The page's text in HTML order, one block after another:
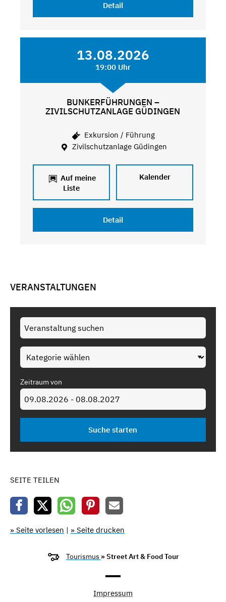
Detail
13.08.2026
19:00 Uhr
BUNKERFÜHRUNGEN –
ZIVILSCHUTZANLAGE GÜDINGEN
Exkursion / Führung
Zivilschutzanlage Güdingen
Auf meine
Liste
Kalender
Detail
VERANSTALTUNGEN
Zeitraum von
SEITE TEILEN
» Seite vorlesen | » Seite drucken
Tourismus » Street Art & Food Tour
Impressum